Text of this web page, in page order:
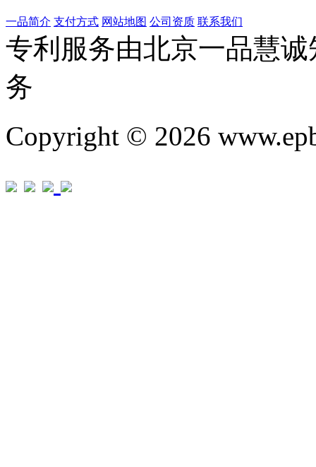
一品简介 支付方式 网站地图 公司资质 联系我们
专利服务由北京一品慧
务
Copyright © 2026